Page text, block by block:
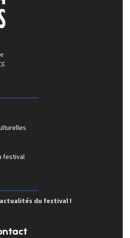
festival
du festival !